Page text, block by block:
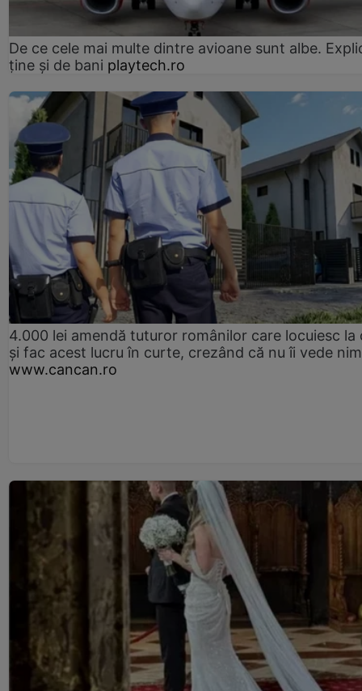
De ce cele mai multe dintre avioane sunt albe.
ține și de bani playtech.ro
4.000 lei amendă tuturor românilor care locuiesc la
și fac acest lucru în curte, crezând că nu îi vede
www.cancan.ro